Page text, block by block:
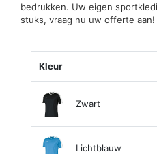
bedrukken. Uw eigen
stuks, vraag nu uw offerte aan!
Kleur
Zwart
Lichtblauw